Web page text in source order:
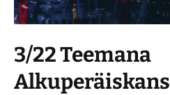
3/22 Teemana